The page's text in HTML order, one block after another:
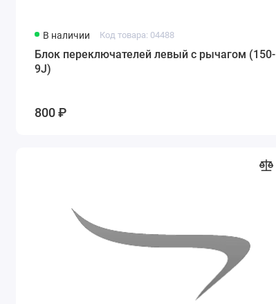
В наличии Код товара: 04488
Блок переключателей левый с рычагом (150-
9J)
800 ₽